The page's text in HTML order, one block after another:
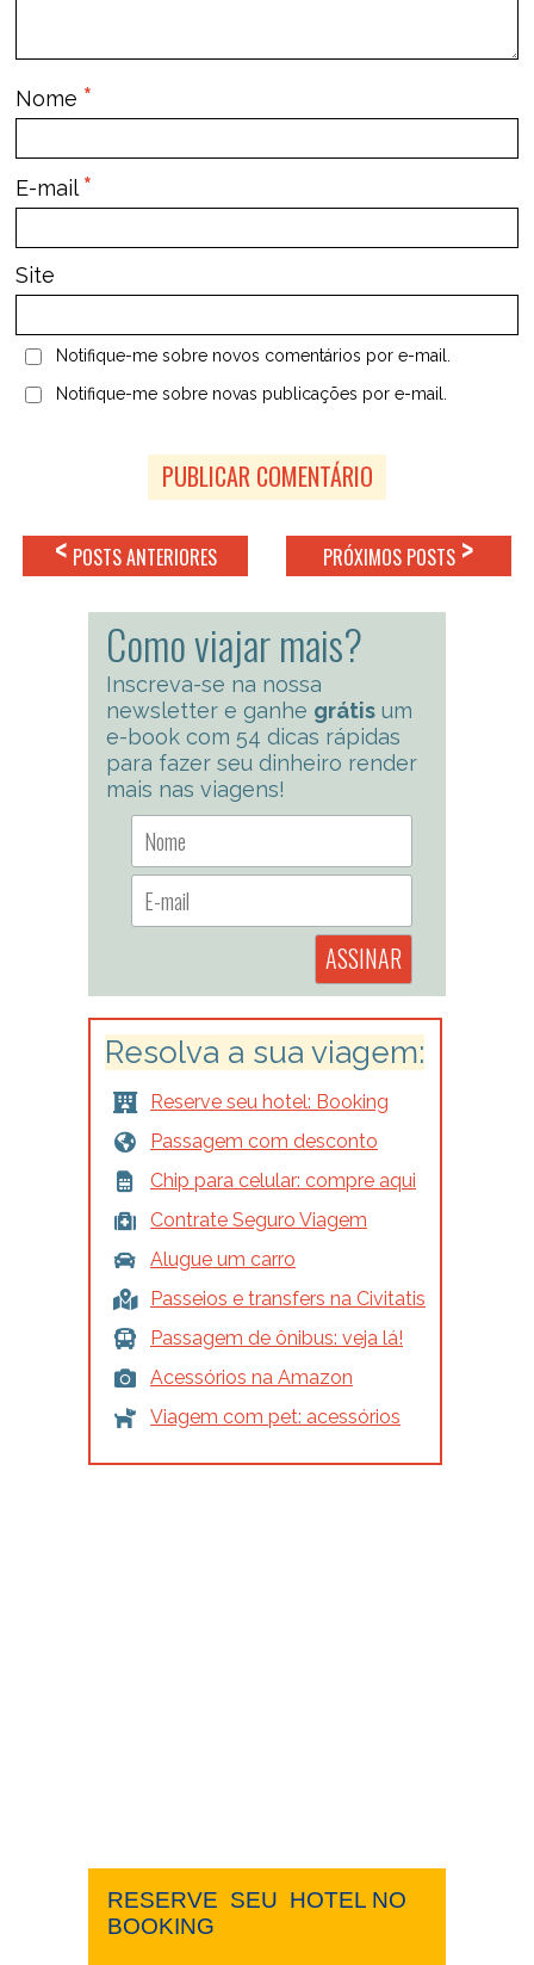
Nome *
E-mail *
Site
Notifique-me sobre novos comentários por e-mail.
Notifique-me sobre novas publicações por e-mail.
< POSTS ANTERIORES PRÓXIMOS POSTS>
Como viajar mais?
Inscreva-se na nossa
newsletter e ganhe grátis um
e-book com 54 dicas rápidas
para fazer seu dinheiro render
mais nas viagens!
Resolva a sua viagem:
Reserve seu hotel: Booking
Passagem com desconto
Chip para celular: compre aqui
Contrate Seguro Viagem
Alugue um carro
Passeios e transfers na Civitatis
Passagem de ônibus: veja lá!
Acessórios na Amazon
Viagem com pet: acessórios
RESERVE ​ ​SEU ​ ​HOTEL NO ​ ​
BOOKING